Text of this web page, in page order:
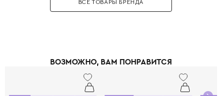
любовью и вниманием перенесли в детский гардероб все коды
взрослой моды: яркие цветочные принты, благородное кружево,
а главное - сделать его детство по-настоящему незабываемым и
ВОЗМОЖНО, ВАМ ПОНРАВИТСЯ